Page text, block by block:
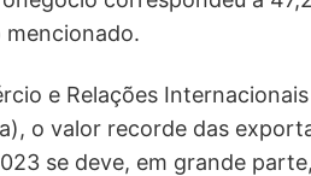
e Relações
o valor recorde das
se deve, em grande